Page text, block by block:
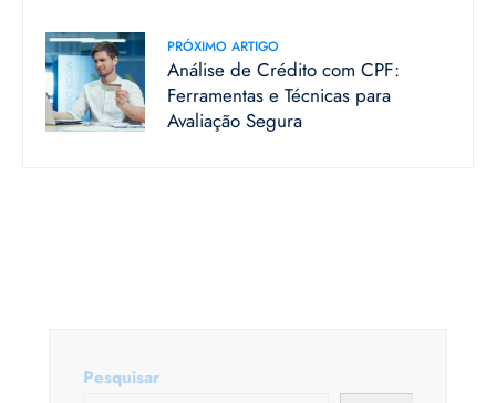
PRÓXIMO ARTIGO
Análise de Crédito com CPF:
Ferramentas e Técnicas para
Avaliação Segura
Pesquisar